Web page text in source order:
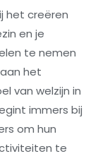
het creëren
en je
te nemen
het
van welzijn in
immers bij
om hun
te